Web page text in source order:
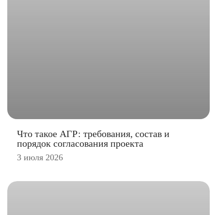
Что такое АГР: требования, состав и
порядок согласования проекта
3 июля 2026